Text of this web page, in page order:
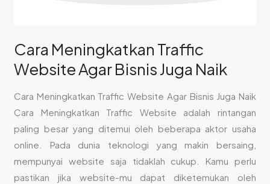
Cara Meningkatkan Traffic
Website Agar Bisnis Juga Naik
Cara Meningkatkan Traffic Website Agar Bisnis Juga Naik
Cara Meningkatkan Traffic Website adalah rintangan
paling besar yang ditemui oleh beberapa aktor usaha
online. Pada dunia teknologi yang makin bersaing,
mempunyai website saja tidaklah cukup. Kamu perlu
pastikan jika website-mu dapat diketemukan oleh